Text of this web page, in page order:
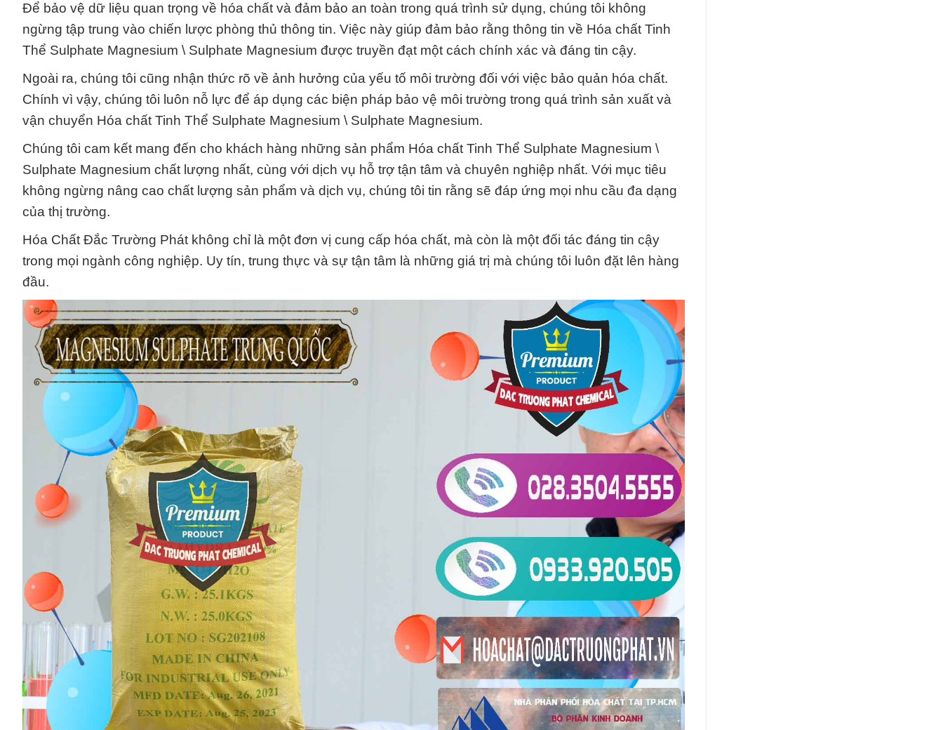
Để bảo vệ dữ liệu quan trọng về hóa chất và đảm bảo an toàn trong quá trình sử dụng, chúng tôi không
ngừng tập trung vào chiến lược phòng thủ thông tin. Việc này giúp đảm bảo rằng thông tin về Hóa chất Tinh
Thể Sulphate Magnesium \ Sulphate Magnesium được truyền đạt một cách chính xác và đáng tin cậy.
Ngoài ra, chúng tôi cũng nhận thức rõ về ảnh hưởng của yếu tố môi trường đối với việc bảo quản hóa chất.
Chính vì vậy, chúng tôi luôn nỗ lực để áp dụng các biện pháp bảo vệ môi trường trong quá trình sản xuất và
vận chuyển Hóa chất Tinh Thể Sulphate Magnesium \ Sulphate Magnesium.
Chúng tôi cam kết mang đến cho khách hàng những sản phẩm Hóa chất Tinh Thể Sulphate Magnesium \
Sulphate Magnesium chất lượng nhất, cùng với dịch vụ hỗ trợ tận tâm và chuyên nghiệp nhất. Với mục tiêu
không ngừng nâng cao chất lượng sản phẩm và dịch vụ, chúng tôi tin rằng sẽ đáp ứng mọi nhu cầu đa dạng
của thị trường.
Hóa Chất Đắc Trường Phát không chỉ là một đơn vị cung cấp hóa chất, mà còn là một đối tác đáng tin cậy
trong mọi ngành công nghiệp. Uy tín, trung thực và sự tận tâm là những giá trị mà chúng tôi luôn đặt lên hàng
đầu.